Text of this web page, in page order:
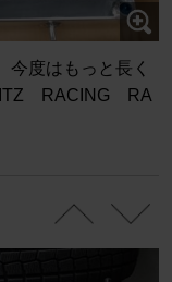
今度はもっと長く
RACING RA